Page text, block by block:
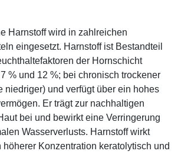
Harnstoff wird in zahlreichen
eingesetzt. Harnstoff ist Bestandteil
der Hornschicht
% und 12 %; bei chronisch trockener
niedriger) und verfügt über ein hohes
Er trägt zur nachhaltigen
bei und bewirkt eine Verringerung
Wasserverlusts. Harnstoff wirkt
höherer Konzentration keratolytisch und